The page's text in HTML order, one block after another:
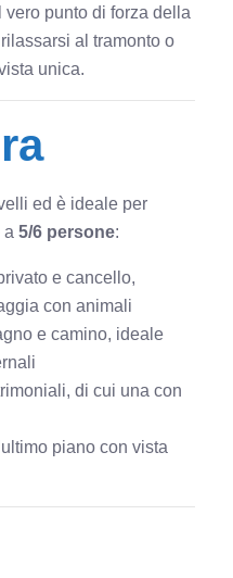
punto di forza della
al tramonto o
unica.
ed è ideale per
a 5/6 persone:
e cancello,
con animali
e camino, ideale
di cui una con
piano con vista